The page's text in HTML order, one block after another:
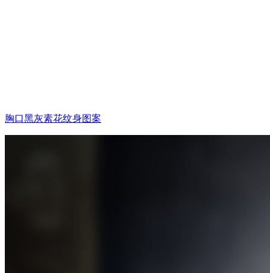
胸口黑灰素花纹身图案